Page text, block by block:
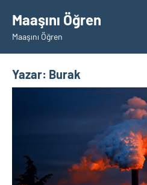
geçMaaşını Öğren
Maaşını Öğren
Yazar: Burak